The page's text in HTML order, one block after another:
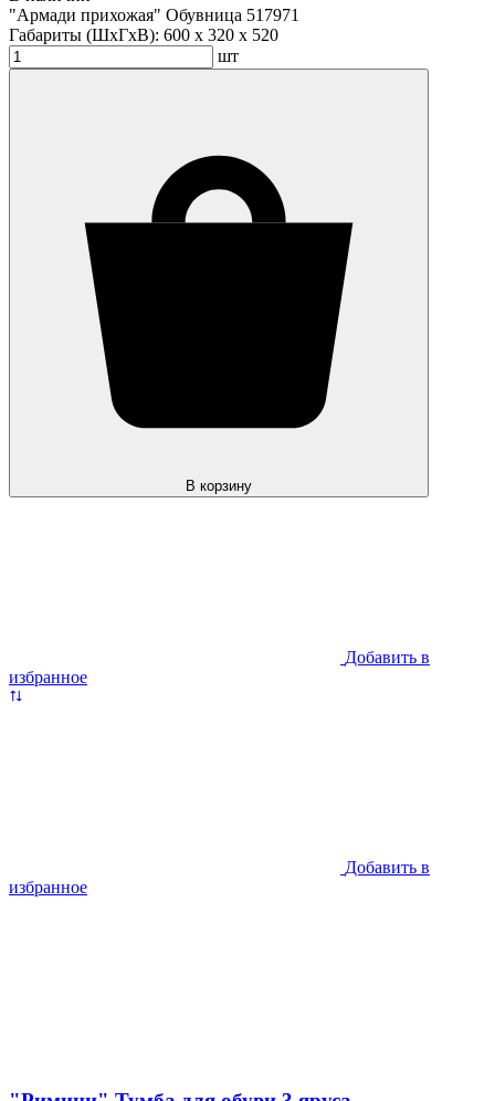
"Армади прихожая" Обувница 517971
Габариты (ШхГхВ): 600 x 320 x 520
шт
В корзину
Добавить в
избранное
Добавить в
избранное